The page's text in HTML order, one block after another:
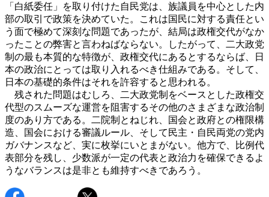
「白紙委任」を取り付けた自民党は、族議員を中心とした内
部の取引で政策を決めていた。これは国民に対する責任とい
う面で極めて深刻な問題であったが、結局は政権交代がなか
ったことの弊害と言わねばならない。したがって、二大政党
制の最も本質的な特徴が、政権交代にあるとするならば、日
本の政治にとっては取り入れるべき仕組みである。そして、
日本の基礎的条件はそれを許容すると思われる。
残された問題はむしろ、二大政党制をベースとした政権交
代型のスムーズな運営を阻害するその他のさまざまな政治制
度のあり方である。二院制とねじれ、国会と政府との権限構
造、国会における審議ルール、そして民主・自民両党の党内
ガバナンスなど、実に枚挙にいとまがない。他方で、比例代
表部分を残し、少数派が一定の代表と政治力を確保できるよ
うなバランスは是非とも維持すべきであろう。